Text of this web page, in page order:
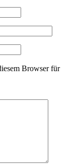
Browser für